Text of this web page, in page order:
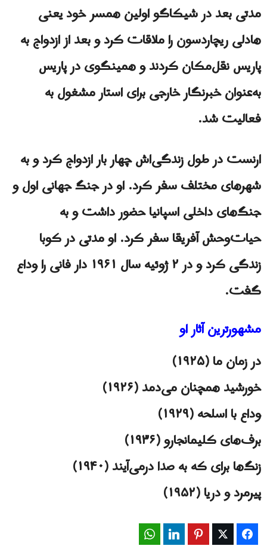
مدتی بعد در شیکاگو اولین همسر خود یعنی
هادلی ریچاردسون را ملاقات کرد و بعد از ازدواج به
پاریس نقل‌مکان کردند و همینگوی در پاریس
به‌عنوان خبرنگار خارجی برای استار مشغول به
فعالیت شد.
ارنست در طول زندگی‌اش چهار بار ازدواج کرد و به
شهرهای مختلف سفر کرد. او در جنگ جهانی اول و
جنگ‌های داخلی اسپانیا حضور داشت و به
حیات‌وحش آفریقا سفر کرد. او مدتی در کوبا
زندگی کرد و در ۲ ژوئیه سال ۱۹۶۱ دار فانی را وداع
گفت.
مشهورترین آثار او
در زمان ما (۱۹۲۵)
خورشید همچنان می‌دمد (۱۹۲۶)
وداع با اسلحه (۱۹۲۹)
برف‌های کلیمانجارو (۱۹۳۶)
زنگ‌ها برای که به صدا درمی‌آیند (۱۹۴۰)
پیرمرد و دریا (۱۹۵۲)
Facebook
Twitter
Pinterest
LinkedIn